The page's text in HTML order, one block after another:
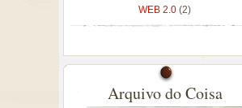
WEB 2.0 (2)
Arquivo do Coisa